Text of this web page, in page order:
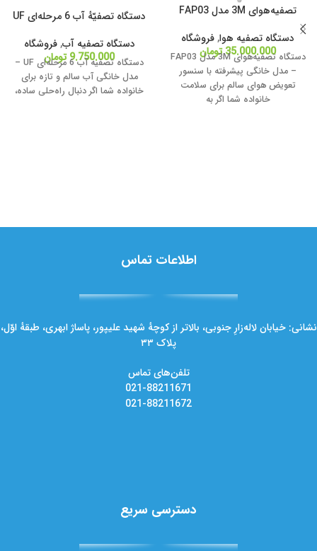
تصفیه‌هوای 3M مدل FAP03
دستگاه تصفیه هوا,فروشگاه
35.000.000تومان دستگاه تصفیه‌هوای 3M مدل FAP03
– مدل خانگی پیشرفته با سنسور
تعویض هوای سالم برای سلامت
خانواده شما اگر به
دستگاه تصفیّهٔ آب 6 مرحله‌ای UF
دستگاه تصفیه آب,فروشگاه
9.750.000تومان
دستگاه تصفیه آب 6 مرحله‌ای UF –
مدل خانگی آب سالم و تازه برای
خانواده شما اگر دنبال راه‌حلی ساده،
اطلاعات تماس
نشانی: خیابان لاله‌زارِ جنوبی، بالاتر از کوچهٔ شهید علیپور، پاساژ ابهری، طبقهٔ اوّل،
پلاک ۳۳
تلفن‌های تماس
021-88211671
021-88211672
دسترسی سریع